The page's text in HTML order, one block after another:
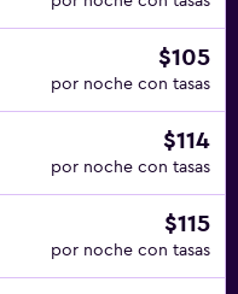
$105
por noche con tasas
$114
por noche con tasas
$115
por noche con tasas